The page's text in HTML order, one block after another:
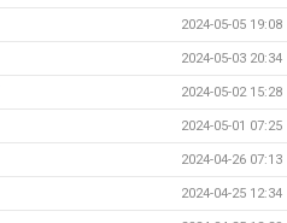
2024-05-05 19:08
2024-05-03 20:34
2024-05-02 15:28
2024-05-01 07:25
2024-04-26 07:13
2024-04-25 12:34